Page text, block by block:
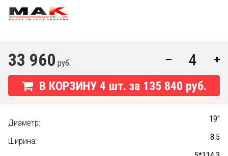
33 960 руб.
В КОРЗИНУ 4 шт. за 135 840 руб.
Диаметр: 19"
Ширина: 8.5